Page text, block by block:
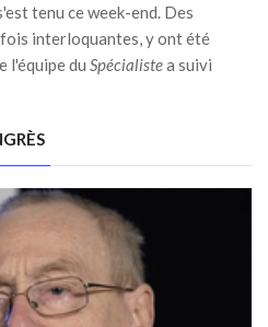
tenu ce week-end. Des
interloquantes, y ont été
l'équipe du Spécialistea suivi